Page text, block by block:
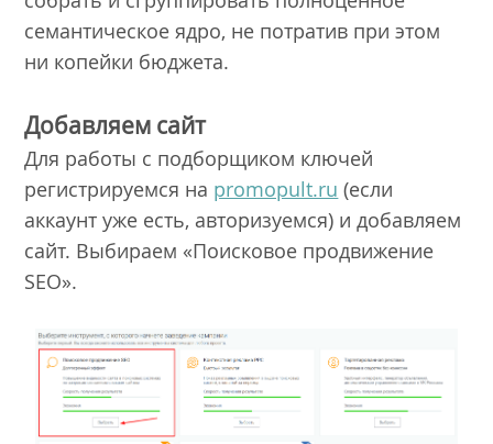
семантическое ядро, не потратив при этом
ни копейки бюджета.
Добавляем сайт
Для работы с подборщиком ключей
регистрируемся на promopult.ru (если
аккаунт уже есть, авторизуемся) и добавляем
сайт. Выбираем «Поисковое продвижение
SEO».